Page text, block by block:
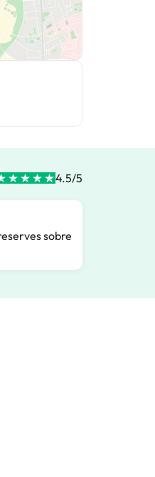
4.5/5
sobre